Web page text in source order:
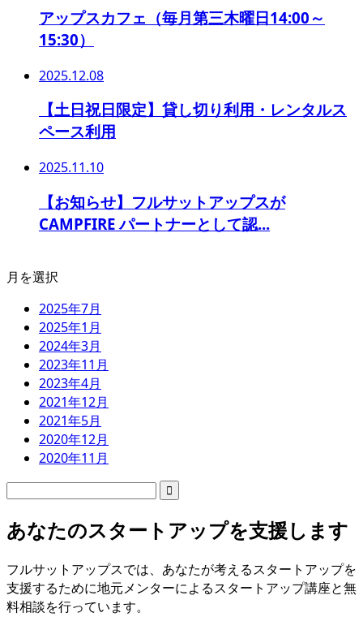
アップスカフェ（毎月第三木曜日14:00～
15:30）
2025.12.08
【土日祝日限定】貸し切り利用・レンタルス
ペース利用
2025.11.10
【お知らせ】フルサットアップスが
CAMPFIRE パートナーとして認...
月を選択
2025年7月
2025年1月
2024年3月
2023年11月
2023年4月
2021年12月
2021年5月
2020年12月
2020年11月
あなたのスタートアップを支援します
フルサットアップスでは、あなたが考えるスタートアップを
支援するために地元メンターによるスタートアップ講座と無
料相談を行っています。